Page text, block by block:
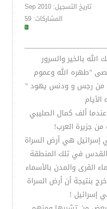
تاريخ التسجيل: Sep 2010
المشاركات: 59
بالخير والسرور
"طهره الله وعموم
من رجس و ودنس يهود "
ألف كمال الصليبي
من جزيرة العرب!
إسرائيل هي أرض السراة
في تلك المنطقة
القرى والمدن بالأسماء
بنتيجة أن أرض السراة
إسرائيل !